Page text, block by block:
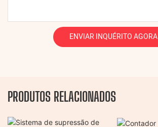
ENVIAR INQUÉRITO AGORA
PRODUTOS RELACIONADOS